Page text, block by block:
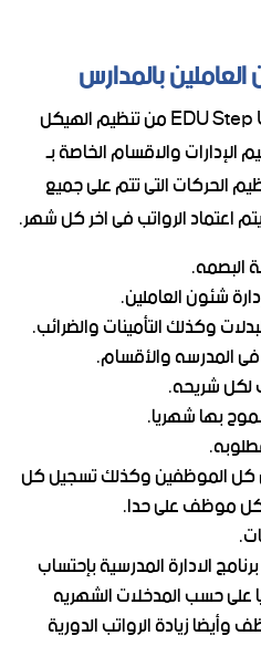
بالمدارس
EDU Step Up من تنظيم الهيكل
الإدارات والاقسام الخاصة بـ
الحركات التى تتم على جميع
اعتماد الرواتب فى اخر كل شهر.
البصمه.
شئون العاملين.
وكذلك التأمينات والضرائب.
المدرسه والأقسام.
لكل شريحه.
بها شهريا.
كل الموظفين وكذلك تسجيل كل
كل موظف على حدا.
الادارة المدرسية بإحتساب
على حسب المدخلات الشهريه
زيادة الرواتب الدورية